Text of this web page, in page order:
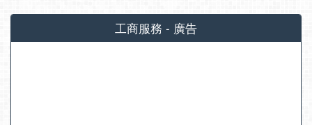
工商服務 - 廣告